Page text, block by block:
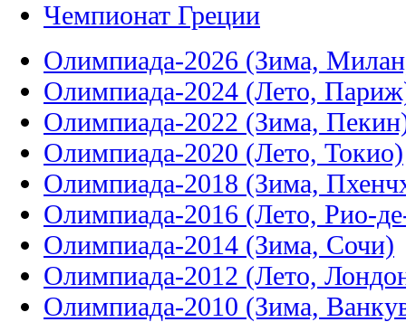
Чемпионат Греции
Олимпиада-2026 (Зима,
Олимпиада-2024 (Лето,
Олимпиада-2022 (Зима,
Олимпиада-2020 (Лето, Токио)
Олимпиада-2018 (Зима,
Олимпиада-2016 (Лето, Рио-
Олимпиада-2014 (Зима, Сочи)
Олимпиада-2012 (Лето,
Олимпиада-2010 (Зима,